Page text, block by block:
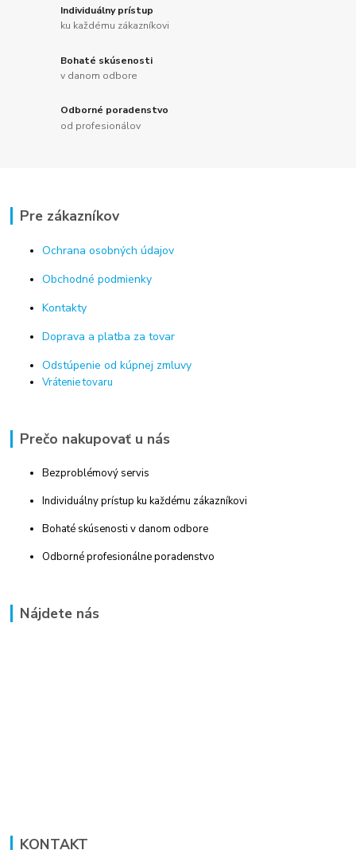
Individuálny prístup
ku každému zákazníkovi
Bohaté skúsenosti
v danom odbore
Odborné poradenstvo
od profesionálov
Pre zákazníkov
Ochrana osobných údajov
Obchodné podmienky
Kontakty
Doprava a platba za tovar
Odstúpenie od kúpnej zmluvy
Vrátenie tovaru
Prečo nakupovať u nás
Bezproblémový servis
Individuálny prístup ku každému zákazníkovi
Bohaté skúsenosti v danom odbore
Odborné profesionálne poradenstvo
Nájdete nás
KONTAKT